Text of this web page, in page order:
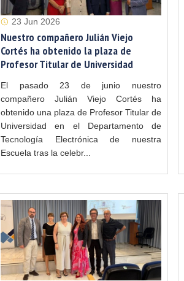
23 Jun 2026
Nuestro compañero Julián Viejo
Cortés ha obtenido la plaza de
Profesor Titular de Universidad
El pasado 23 de junio nuestro
compañero Julián Viejo Cortés ha
obtenido una plaza de Profesor Titular de
Universidad en el Departamento de
Tecnología Electrónica de nuestra
Escuela tras la celebr...